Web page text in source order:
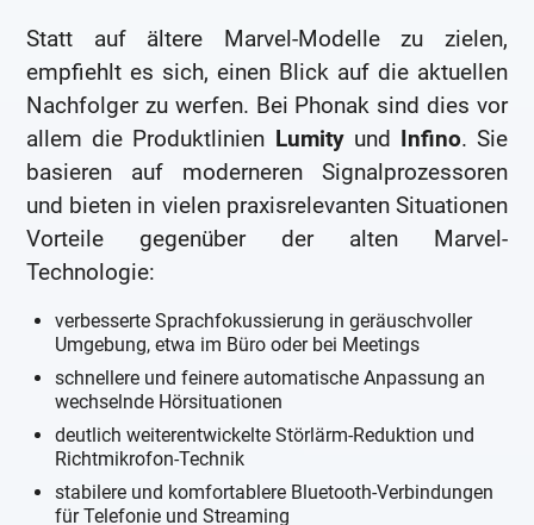
Statt auf ältere Marvel-Modelle zu zielen,
empfiehlt es sich, einen Blick auf die aktuellen
Nachfolger zu werfen. Bei Phonak sind dies vor
allem die Produktlinien Lumityund Infino. Sie
basieren auf moderneren Signalprozessoren
und bieten in vielen praxisrelevanten Situationen
Vorteile gegenüber der alten Marvel-
Technologie:
verbesserte Sprachfokussierung in geräuschvoller
Umgebung, etwa im Büro oder bei Meetings
schnellere und feinere automatische Anpassung an
wechselnde Hörsituationen
deutlich weiterentwickelte Störlärm-Reduktion und
Richtmikrofon-Technik
stabilere und komfortablere Bluetooth-Verbindungen
für Telefonie und Streaming